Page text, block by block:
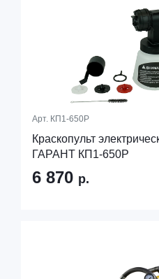
Арт. КП1-650Р
Краскопульт
ГАРАНТ КП1-650Р
6 870 р.